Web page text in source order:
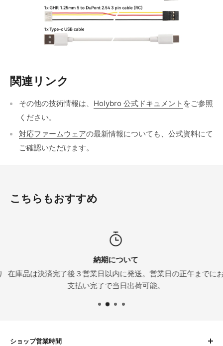
関連リンク
その他の技術情報は、 Holybro 公式ドキュメント をご参照
ください。
対応ファームウェアの最新情報についても、公式資料にて
ご確認いただけます。
こちらもおすすめ
納期について
在庫品は決済完了後３営業日以内に発送。営業日の正午までにお
支払い完了で当日出荷可能。
ショップ営業時間